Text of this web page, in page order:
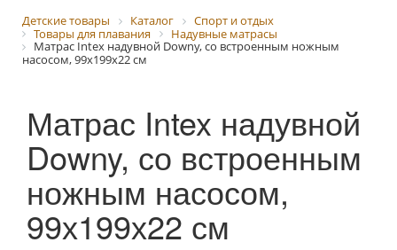
Детские товары Каталог
Спорт и отдых
Товары для плавания
Надувные матрасы
Матрас Intex надувной Downy, со встроенным ножным
насосом, 99х199х22 см
Матрас Intex надувной
Downy, со встроенным
ножным насосом,
99х199х22 см